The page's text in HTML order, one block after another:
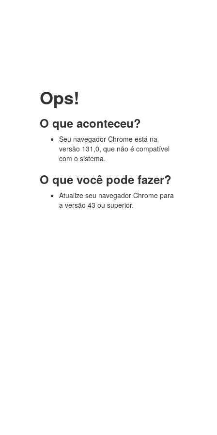
Ops!
O que aconteceu?
Seu navegador Chrome está na
versão 131,0, que não é compatível
com o sistema.
O que você pode fazer?
Atualize seu navegador Chrome para
a versão 43 ou superior.